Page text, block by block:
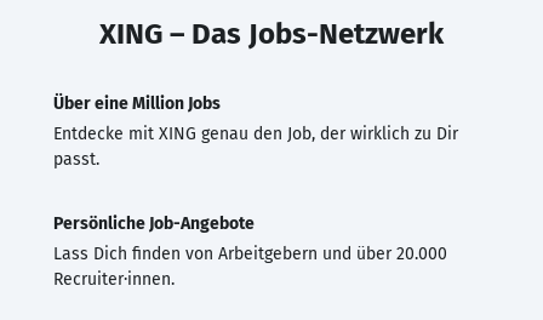
XING – Das Jobs-Netzwerk
Über eine Million Jobs
Entdecke mit XING genau den Job, der wirklich zu Dir
passt.
Persönliche Job-Angebote
Lass Dich finden von Arbeitgebern und über 20.000
Recruiter·innen.